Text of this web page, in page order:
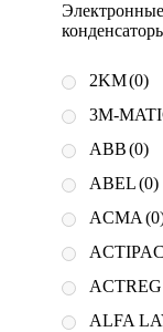
2KM(0)
3M-
ABB(0)
ABEL(0)
ACMA
ACTIPAC
ACTREG
ALFA